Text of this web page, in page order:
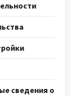
сведения о